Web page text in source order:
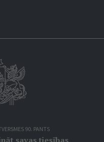
90. PANTS